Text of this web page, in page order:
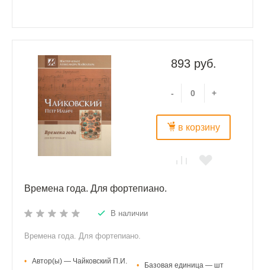
893 руб.
- +
в корзину
Времена года. Для фортепиано.
В наличии
Времена года. Для фортепиано.
•
Автор(ы) — Чайковский П.И.
•
Базовая единица — шт